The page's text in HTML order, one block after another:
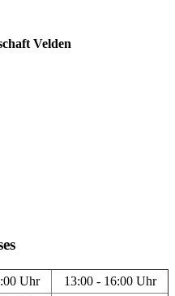
Velden
Uhr
13:00 - 16:00 Uhr